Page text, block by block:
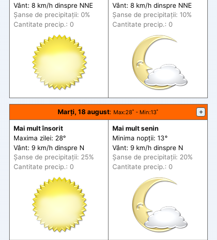
Vânt: 8 km/h dinspre NNE
Șanse de precipitații: 0%
Cantitate precip.: 0
Vânt: 8 km/h dinspre NNE
Șanse de precipitații: 10%
Cantitate precip.: 0
Marți, 18 august: Max:28˚ - Min:13˚ +
Mai mult însorit
Maxima zilei: 28°
Vânt: 9 km/h dinspre N
Șanse de precipitații: 25%
Cantitate precip.: 0
Mai mult senin
Minima nopții: 13°
Vânt: 9 km/h dinspre N
Șanse de precipitații: 20%
Cantitate precip.: 0